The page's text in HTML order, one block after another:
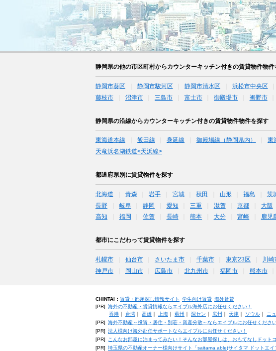
静岡県の他の市区町村からカウンターキッチン付きの賃貸物件物件
静岡市葵区 静岡市駿河区 静岡市清水区 浜松市中央区
藤枝市
沼津市 三島市 富士市 御殿場市 裾野市
静岡県の沿線からカウンターキッチン付きの賃貸物件物件を探す
東海道本線 飯田線 身延線 御殿場線（静岡県内） 東
天竜浜名湖鉄道<天浜線>
都道府県別に賃貸物件を探す
北海道 青森 岩手 宮城 秋田 山形 福島 茨
長野
岐阜 静岡 愛知 三重 滋賀 京都 大阪
高知
福岡 佐賀 長崎 熊本 大分 宮崎 鹿児
都市にこだわって賃貸物件を探す
札幌市 仙台市 さいたま市 千葉市 東京23区 川崎
神戸市
岡山市 広島市 北九州市 福岡市 熊本市
CHINTAI： 賃貸・部屋探し情報サイト 学生向け賃貸 海外賃貸
[PR] 海外の不動産・賃貸情報ならエイブル海外店にお任せください！
香港｜ 台湾｜ 高雄｜ 上海｜ 蘇州 ｜ 深セン ｜ 広州 ｜ 天津｜ ソウル｜ ニ
[PR] 海外不動産～投資・居住・別荘・資産分散～ならエイブルにお任せくださ
[PR] 法人様向け海外赴任サポートならエイブルにお任せください！
[PR]
こんなお部屋に泊まってみたい！そんなお部屋探しは、おもてなしドット
[PR] 埼玉県の不動産オーナー様向けサイト「saitama.able(サイタマ ドットエイ